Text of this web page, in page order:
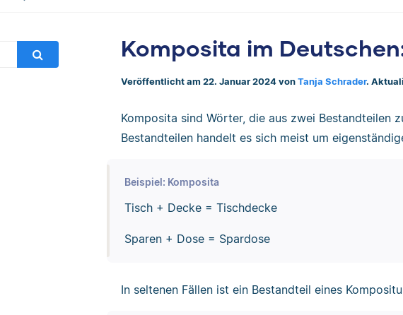
Komposita im
Veröffentlicht am 22. Januar 2024 von Tanja Schrader.
Komposita sind Wörter, die aus zwei Bestandteilen
Bestandteilen handelt es sich meist um
Beispiel: Komposita
Tisch + Decke = Tischdecke
Sparen + Dose = Spardose
In seltenen Fällen ist ein Bestandteil eines